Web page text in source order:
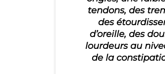
tendons, des
des
d’oreille, des
lourdeurs au
de la